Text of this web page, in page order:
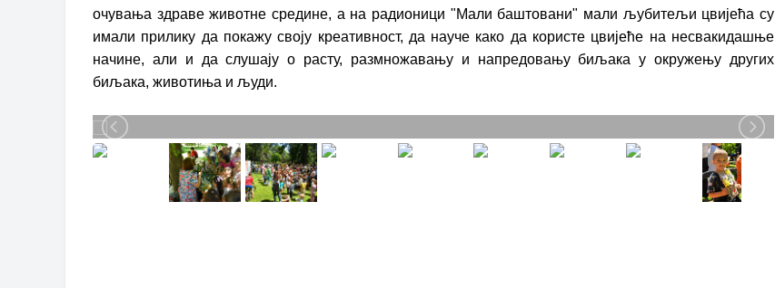
очувања здраве животне средине, а на радионици "Мали баштовани" мали љубитељи цвијећа су
имали прилику да покажу своју креативност, да науче како да користе цвијеће на несвакидашње
начине, али и да слушају о расту, размножавању и напредовању биљака у окружењу других
биљака, животиња и људи.